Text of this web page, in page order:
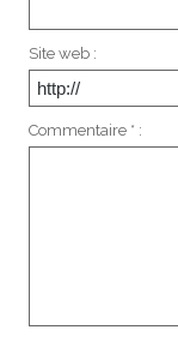
Site web :
Commentaire * :